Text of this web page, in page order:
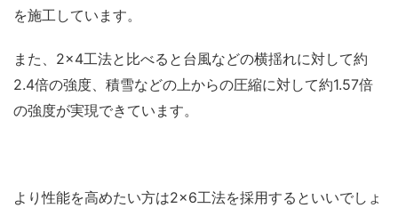
を施工しています。
また、2×4工法と比べると台風などの横揺れに対して約
2.4倍の強度、積雪などの上からの圧縮に対して約1.57倍
の強度が実現できています。
より性能を高めたい方は2×6工法を採用するといいでしょ